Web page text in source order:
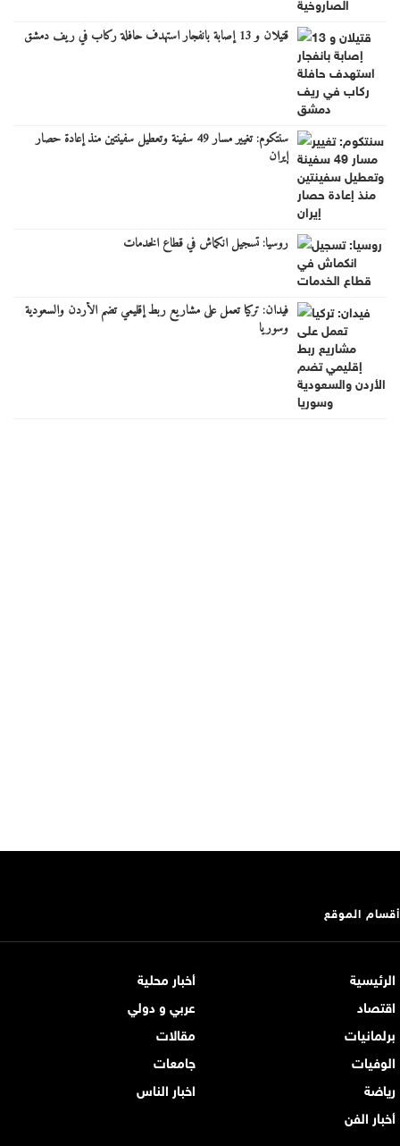
قتيلان و 13 إصابة بانفجار استهدف حافلة ركاب في ريف دمشق
سنتكوم: تغيير مسار 49 سفينة وتعطيل سفينتين منذ إعادة حصار
إيران
روسيا: تسجيل انكماش في قطاع الخدمات
فيدان: تركيا تعمل على مشاريع ربط إقليمي تضم الأردن والسعودية
وسوريا
أقسام الموقع
الرئيسية
أخبار محلية
اقتصاد
عربي و دولي
برلمانيات
مقالات
الوفيات
جامعات
رياضة
اخبار الناس
أخبار الفن